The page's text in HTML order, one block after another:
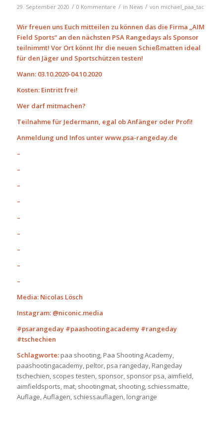
29. September 2020 / 0 Kommentare / in News / von michael_paa_tac
Wir freuen uns Euch mitteilen zu können das die Firma „AIM
Field Sports“ an den nächsten PSA Rangedays als Sponsor
teilnimmt! Vor Ort könnt Ihr die neuen Schießmatten ideal
für den Jäger und Sportschützen testen!
Wann: 03.10.2020-04.10.2020
Kosten: Eintritt frei!
Wer darf mitmachen?
Teilnahme für Jedermann, egal ob Anfänger oder Profi!
Anmeldung und Infos unter www.psa-rangeday.de
–
–
–
–
–
–
–
–
–
Media: Nicolas Lösch
Instagram: @niconic.media
#psarangeday #paashootingacademy #rangeday
#tschechien
Schlagworte:paa shooting, Paa Shooting Academy,
paashootingacademy, peltor, psa rangeday, Rangeday
tschechien, scopes testen, sponsor, sponsor psa, aimfield,
aimfieldsports, mat, shootingmat, shooting, schiessmatte,
Auflage, Auflagen, schiessauflagen, longrange